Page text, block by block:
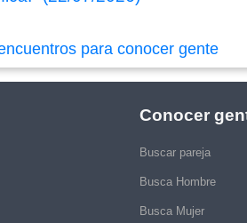
para conocer gente
Conocer
Buscar pareja
Busca Hombre
Busca Mujer